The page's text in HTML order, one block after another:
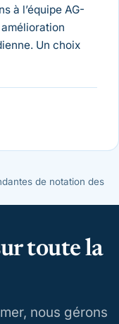
à l’équipe AG-
Un choix
de notation des
toute la
nous gérons